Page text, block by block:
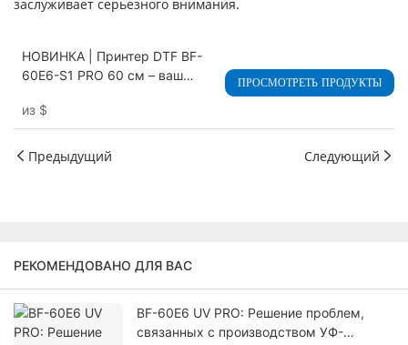
заслуживает серьезного внимания.
НОВИНКА | Принтер DTF BF-
60E6-S1 PRO 60 см – ваш
партнер
из $
ПРОСМОТРЕТЬ ПРОДУКТЫ
Предыдущий Следующий
РЕКОМЕНДОВАНО ДЛЯ ВАС
BF-60E6 UV PRO: Решение проблем,
связанных с производством УФ-